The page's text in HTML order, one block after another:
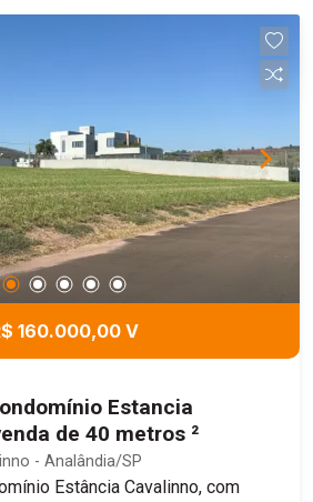
160.000,00 V
Estancia
de 40 metros ²
- Analândia/SP
Estância Cavalinno, com